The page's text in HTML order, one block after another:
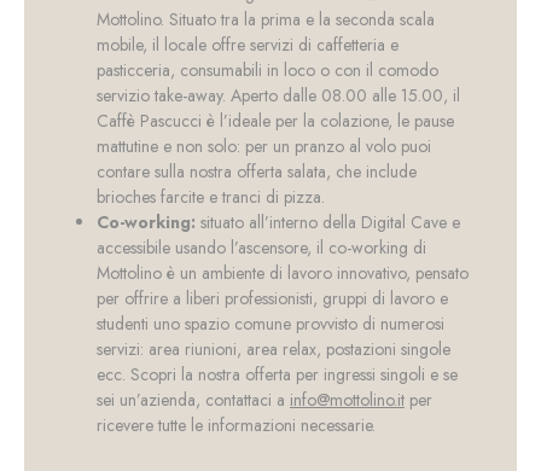
Mottolino. Situato tra la prima e la seconda scala
mobile, il locale offre servizi di caffetteria e
pasticceria, consumabili in loco o con il comodo
servizio take-away. Aperto dalle 08.00 alle 15.00, il
Caffè Pascucci è l’ideale per la colazione, le pause
mattutine e non solo: per un pranzo al volo puoi
contare sulla nostra offerta salata, che include
brioches farcite e tranci di pizza.
Co-working: situato all’interno della Digital Cave e
accessibile usando l’ascensore, il co-working di
Mottolino è un ambiente di lavoro innovativo, pensato
per offrire a liberi professionisti, gruppi di lavoro e
studenti uno spazio comune provvisto di numerosi
servizi: area riunioni, area relax, postazioni singole
ecc. Scopri la nostra offerta per ingressi singoli e se
sei un’azienda, contattaci a info@mottolino.it per
ricevere tutte le informazioni necessarie.